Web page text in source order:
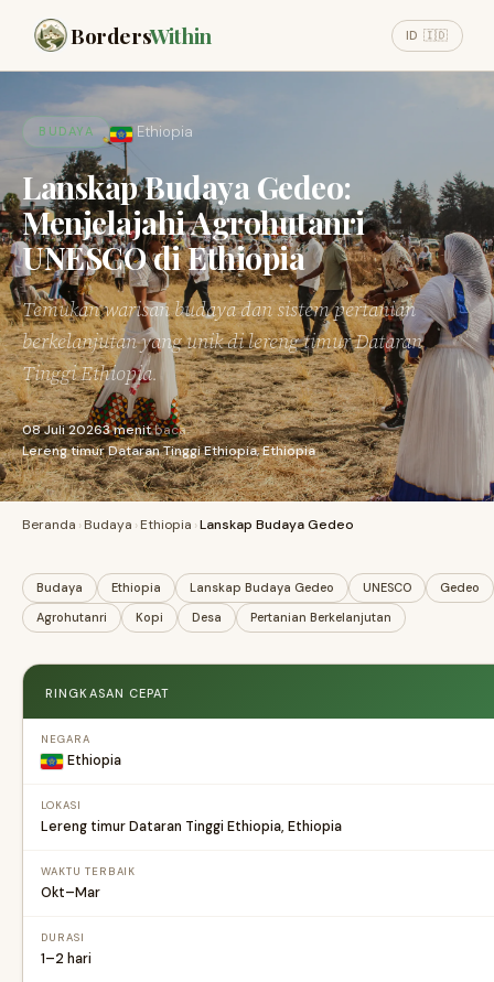
BordersWithin ID 🇮🇩
BUDAYA Ethiopia
Lanskap Budaya Gedeo:
Menjelajahi Agrohutanri
UNESCO di Ethiopia
Temukan warisan budaya dan sistem pertanian
berkelanjutan yang unik di lereng timur Dataran
Tinggi Ethiopia.
08 Juli 20263 menitbaca
Lereng timur Dataran Tinggi Ethiopia, Ethiopia
Beranda ›Budaya ›Ethiopia ›Lanskap Budaya Gedeo
Budaya Ethiopia Lanskap Budaya Gedeo UNESCO
Gedeo
Agrohutanri
Kopi Desa Pertanian Berkelanjutan
RINGKASAN CEPAT
NEGARA
Ethiopia
LOKASI
Lereng timur Dataran Tinggi Ethiopia, Ethiopia
WAKTU TERBAIK
Okt–Mar
DURASI
1–2 hari